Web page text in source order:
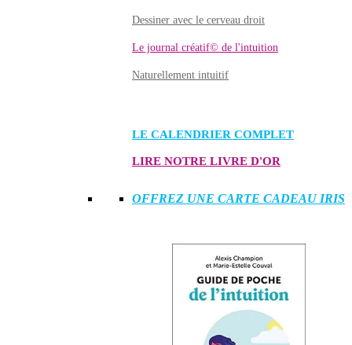
Dessiner avec le cerveau droit
Le journal créatif© de l'intuition
Naturellement intuitif
LE CALENDRIER COMPLET
LIRE NOTRE LIVRE D'OR
OFFREZ UNE CARTE CADEAU IRIS